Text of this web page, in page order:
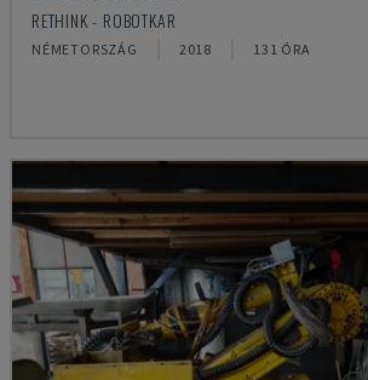
RETHINK - ROBOTKAR
NÉMETORSZÁG 2018 131 ÓRA